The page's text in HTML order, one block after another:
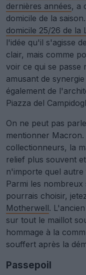
dernières années, a
domicile de la
domicile 25/26 de la
l'idée qu'il s'agisse
clair, mais comme
voir ce qui se passe
amusant de
également de
Piazza del
On ne peut pas
mentionner
collectionneurs, la
relief plus souvent
n'importe quel
Parmi les
pourrais choisir,
Motherwell.
sur tout le maillot
hommage à la
souffert après la
Passepoil